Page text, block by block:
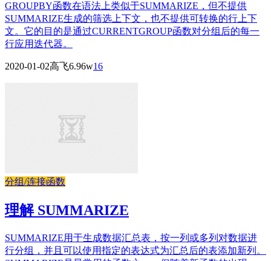
GROUPBY函数在语法上类似于SUMMARIZE，但不提供
SUMMARIZE生成的筛选上下文，也不提供可转换的行上下
文。它的目的是通过CURRENTGROUP函数对分组后的每一
行应用迭代器。
2020-01-02高飞6.96w16
分组/连接函数
理解 SUMMARIZE
SUMMARIZE用于生成数据汇总表，按一列或多列对数据进
行分组，并且可以使用指定的表达式为汇总后的表添加新列。